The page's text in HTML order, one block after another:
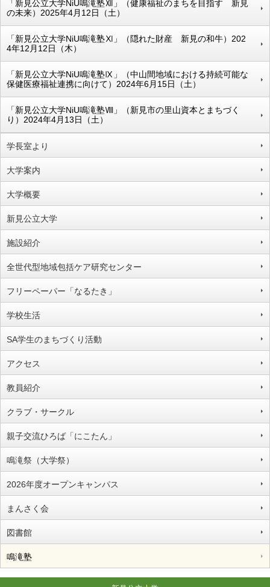
学長室より
大学案内
大学概要
新見公立大学
施設紹介
全世代型地域包括ケア研究センター
フリーペーパー「なるたき」
学校生活
SA学生のまちづくり活動
アクセス
教員紹介
クラブ・サークル
親子交流ひろば「にこたん」
鳴滝祭（大学祭）
2026年度オープンキャンパス
まんさく会
図書館
鳴滝塾
「新見公立大学NiU鳴滝塾Ⅻ」（健康福祉のまちを目指す 新見
の未来）2025年4月12日（土）
「新見公立大学NiU鳴滝塾Ⅺ」（隠れた財産 新見の和牛）202
4年12月12日（木）
「新見公立大学NiU鳴滝塾Ⅸ」（中山間地域における持続可能な
保健医療福祉連携に向けて）2024年6月15日（土）
「新見公立大学NiU鳴滝塾Ⅷ」（新見市の里山資本とまちづく
り）2024年4月13日（土）